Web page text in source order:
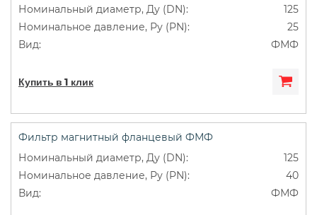
125
25
ФМФ
Купить в 1 клик
Фильтр магнитный фланцевый ФМФ
125
40
ФМФ